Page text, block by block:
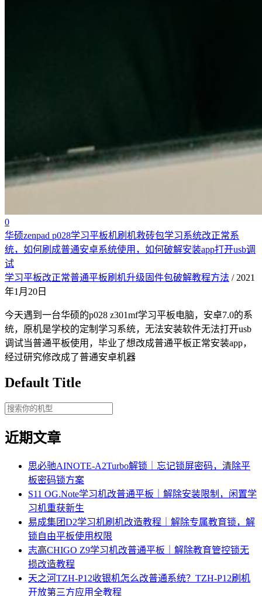
0
华硕zenpad p028学习平板机刷机救砖包学习系统改正常系
统，如何刷成普通安卓系统使用，如何破解安装app打开usb调
试
学习平板改正常普通平板刷机升级固件包破解教程方法 / 2021
年1月20日
今天遇到一台华硕的p028 z301mf学习平板电脑，安卓7.0的系
统，原机是学校的定制学习系统，无法安装软件无法打开usb
调试当普通平板使用，毕业了想改成普通平板正常安装app，
经过研究修改成了普通安卓机器
Default Title
近期文章
思必驰AINOTE‑A2Turbo解锁｜忘记锁屏密码，清除平
板密码锁方案
S11 OG.Note学习机改普通平板｜解除安装限制，闲置学
习机重获新生
易成集团D2学习机刷机改造教程｜解除专属教育锁，解
锁自由平板使用权限
志高CHIGO Z9学习机改普通平板｜解除教育管控锁无
损改造教程
天之河TZH-P12收银机怎么改普通系统？TZH-P12刷机
开放第三方应用全教程